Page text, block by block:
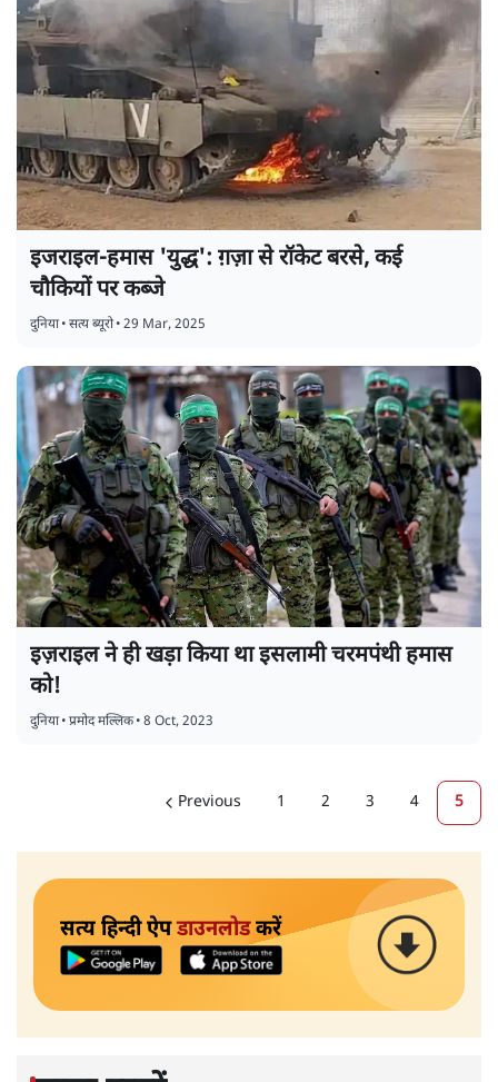
इजराइल-हमास 'युद्ध': ग़ज़ा से रॉकेट बरसे, कई
चौकियों पर कब्जे
दुनिया•सत्य ब्यूरो•29 Mar, 2025
इज़राइल ने ही खड़ा किया था इसलामी चरमपंथी हमास
को!
दुनिया•प्रमोद मल्लिक•8 Oct, 2023
Previous 1 2 3 4 5
सत्य हिन्दी ऐपडाउनलोडकरें